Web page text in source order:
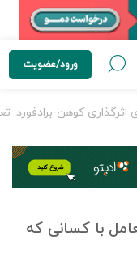
ورود/عضویت
اثرگذاری کوهن-برادفورد:
با کسانی که